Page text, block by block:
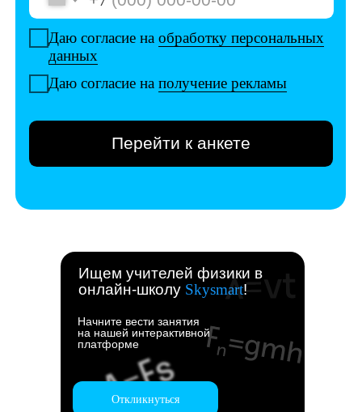
Перейти к анкете
Ищем учителей физики в
онлайн-школу Skysmart!
Начните вести занятия
на нашей интерактивной
платформе
Откликнуться